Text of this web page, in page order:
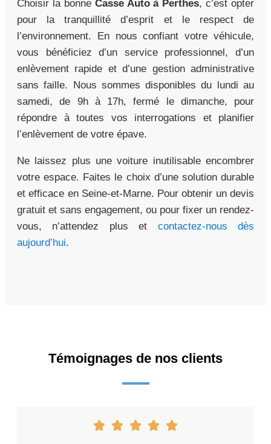
Choisir la bonne Casse Auto à Perthes, c’est opter
pour la tranquillité d’esprit et le respect de
l’environnement. En nous confiant votre véhicule,
vous bénéficiez d’un service professionnel, d’un
enlèvement rapide et d’une gestion administrative
sans faille. Nous sommes disponibles du lundi au
samedi, de 9h à 17h, fermé le dimanche, pour
répondre à toutes vos interrogations et planifier
l’enlèvement de votre épave.
Ne laissez plus une voiture inutilisable encombrer
votre espace. Faites le choix d’une solution durable
et efficace en Seine-et-Marne. Pour obtenir un devis
gratuit et sans engagement, ou pour fixer un rendez-
vous, n’attendez plus et contactez-nous dès
aujourd’hui.
Témoignages de nos clients